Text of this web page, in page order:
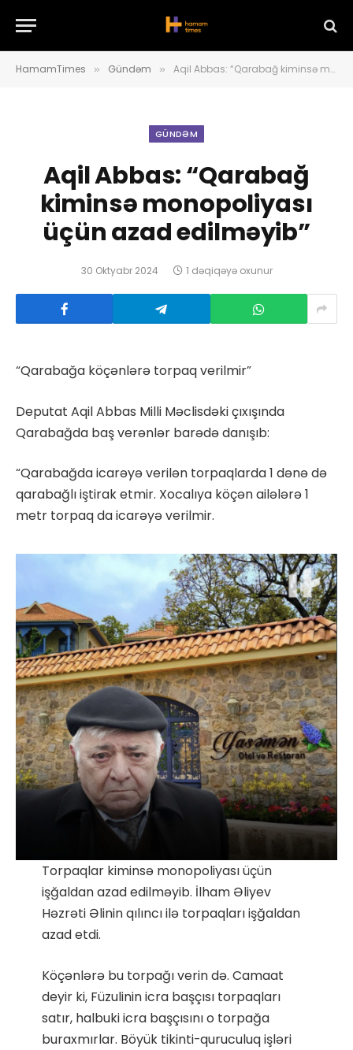
HamamTimes » Gündəm » Aqil Abbas: “Qarabağ kiminsə monopoliyası üçün azad edilməyib”
GÜNDƏM
Aqil Abbas: “Qarabağ
kiminsə monopoliyası
üçün azad edilməyib”
30 Oktyabr 2024 1 dəqiqəyə oxunur
“Qarabağa köçənlərə torpaq verilmir”
Deputat Aqil Abbas Milli Məclisdəki çıxışında
Qarabağda baş verənlər barədə danışıb:
“Qarabağda icarəyə verilən torpaqlarda 1 dənə də
qarabağlı iştirak etmir. Xocalıya köçən ailələrə 1
metr torpaq da icarəyə verilmir.
Torpaqlar kiminsə monopoliyası üçün
işğaldan azad edilməyib. İlham Əliyev
Həzrəti Əlinin qılıncı ilə torpaqları işğaldan
azad etdi.
Köçənlərə bu torpağı verin də. Camaat
deyir ki, Füzulinin icra başçısı torpaqları
satır, halbuki icra başçısını o torpağa
buraxmırlar. Böyük tikinti-quruculuq işləri